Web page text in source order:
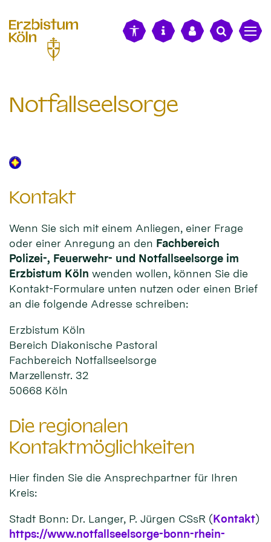
Notfallseelsorge
Kontakt
Wenn Sie sich mit einem Anliegen, einer Frage
oder einer Anregung an den Fachbereich
Polizei-, Feuerwehr- und Notfallseelsorge im
Erzbistum Köln wenden wollen, können Sie die
Kontakt-Formulare unten nutzen oder einen Brief
an die folgende Adresse schreiben:
Erzbistum Köln
Bereich Diakonische Pastoral
Fachbereich Notfallseelsorge
Marzellenstr. 32
50668 Köln
Die regionalen
Kontaktmöglichkeiten
Hier finden Sie die Ansprechpartner für Ihren
Kreis:
Stadt Bonn: Dr. Langer, P. Jürgen CSsR (Kontakt)
https://www.notfallseelsorge-bonn-rhein-